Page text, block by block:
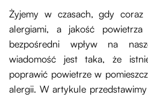
Żyjemy w czasach, gdy
alergiami, a jakość
bezpośredni wpływ na
wiadomość jest taka, że
poprawić powietrze w
alergii. W artykule